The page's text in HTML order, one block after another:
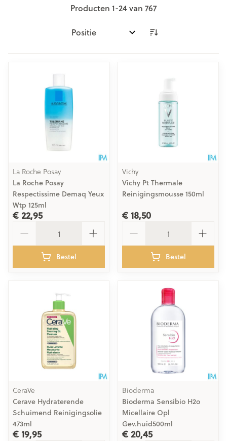
Producten 1-24van 767
Sorteer op:
La Roche Posay
La Roche Posay
Respectissime Demaq Yeux
Wtp 125ml
€ 22,95
Bestel
Vichy
Vichy Pt Thermale
Reinigingsmousse 150ml
€ 18,50
Bestel
CeraVe
Cerave Hydraterende
Schuimend Reinigingsolie
473ml
€ 19,95
Bioderma
Bioderma Sensibio H2o
Micellaire Opl
Gev.huid500ml
€ 20,45